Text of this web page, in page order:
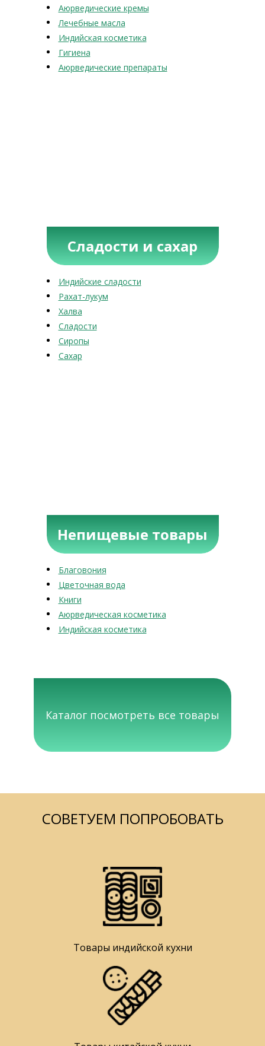
Аюрведические кремы
Лечебные масла
Индийская косметика
Гигиена
Аюрведические препараты
Сладости и сахар
Индийские сладости
Рахат-лукум
Халва
Сладости
Сиропы
Сахар
Непищевые товары
Благовония
Цветочная вода
Книги
Аюрведическая косметика
Индийская косметика
Каталог посмотреть все товары
СОВЕТУЕМ ПОПРОБОВАТЬ
Товары индийской кухни